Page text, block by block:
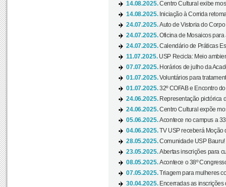
14.08.2025.Centro Cultural exibe
14.08.2025. Iniciação à Corrida
24.07.2025.Auto de Vistoria do
24.07.2025.Oficina de Mosaicos
24.07.2025.Calendário de Práticas
11.07.2025. USP Recicla: Meio
07.07.2025. Horários de julho da
01.07.2025.Voluntários para
01.07.2025.32º COFAB e Encontro
24.06.2025. Representação pictórica
24.06.2025.Centro Cultural expõe
05.06.2025.Acontece no campus a
04.06.2025.TV USP receberá Moção
28.05.2025.Comunidade USP Bauru!
23.05.2025.Abertas inscrições para
08.05.2025.Acontece o 38º
07.05.2025.Triagem para mulheres
30.04.2025. Encerradas as inscrições